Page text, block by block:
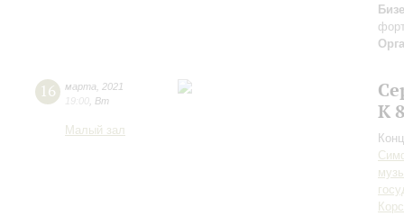
16 марта
2021
19:00 Вт
Малый зал
К